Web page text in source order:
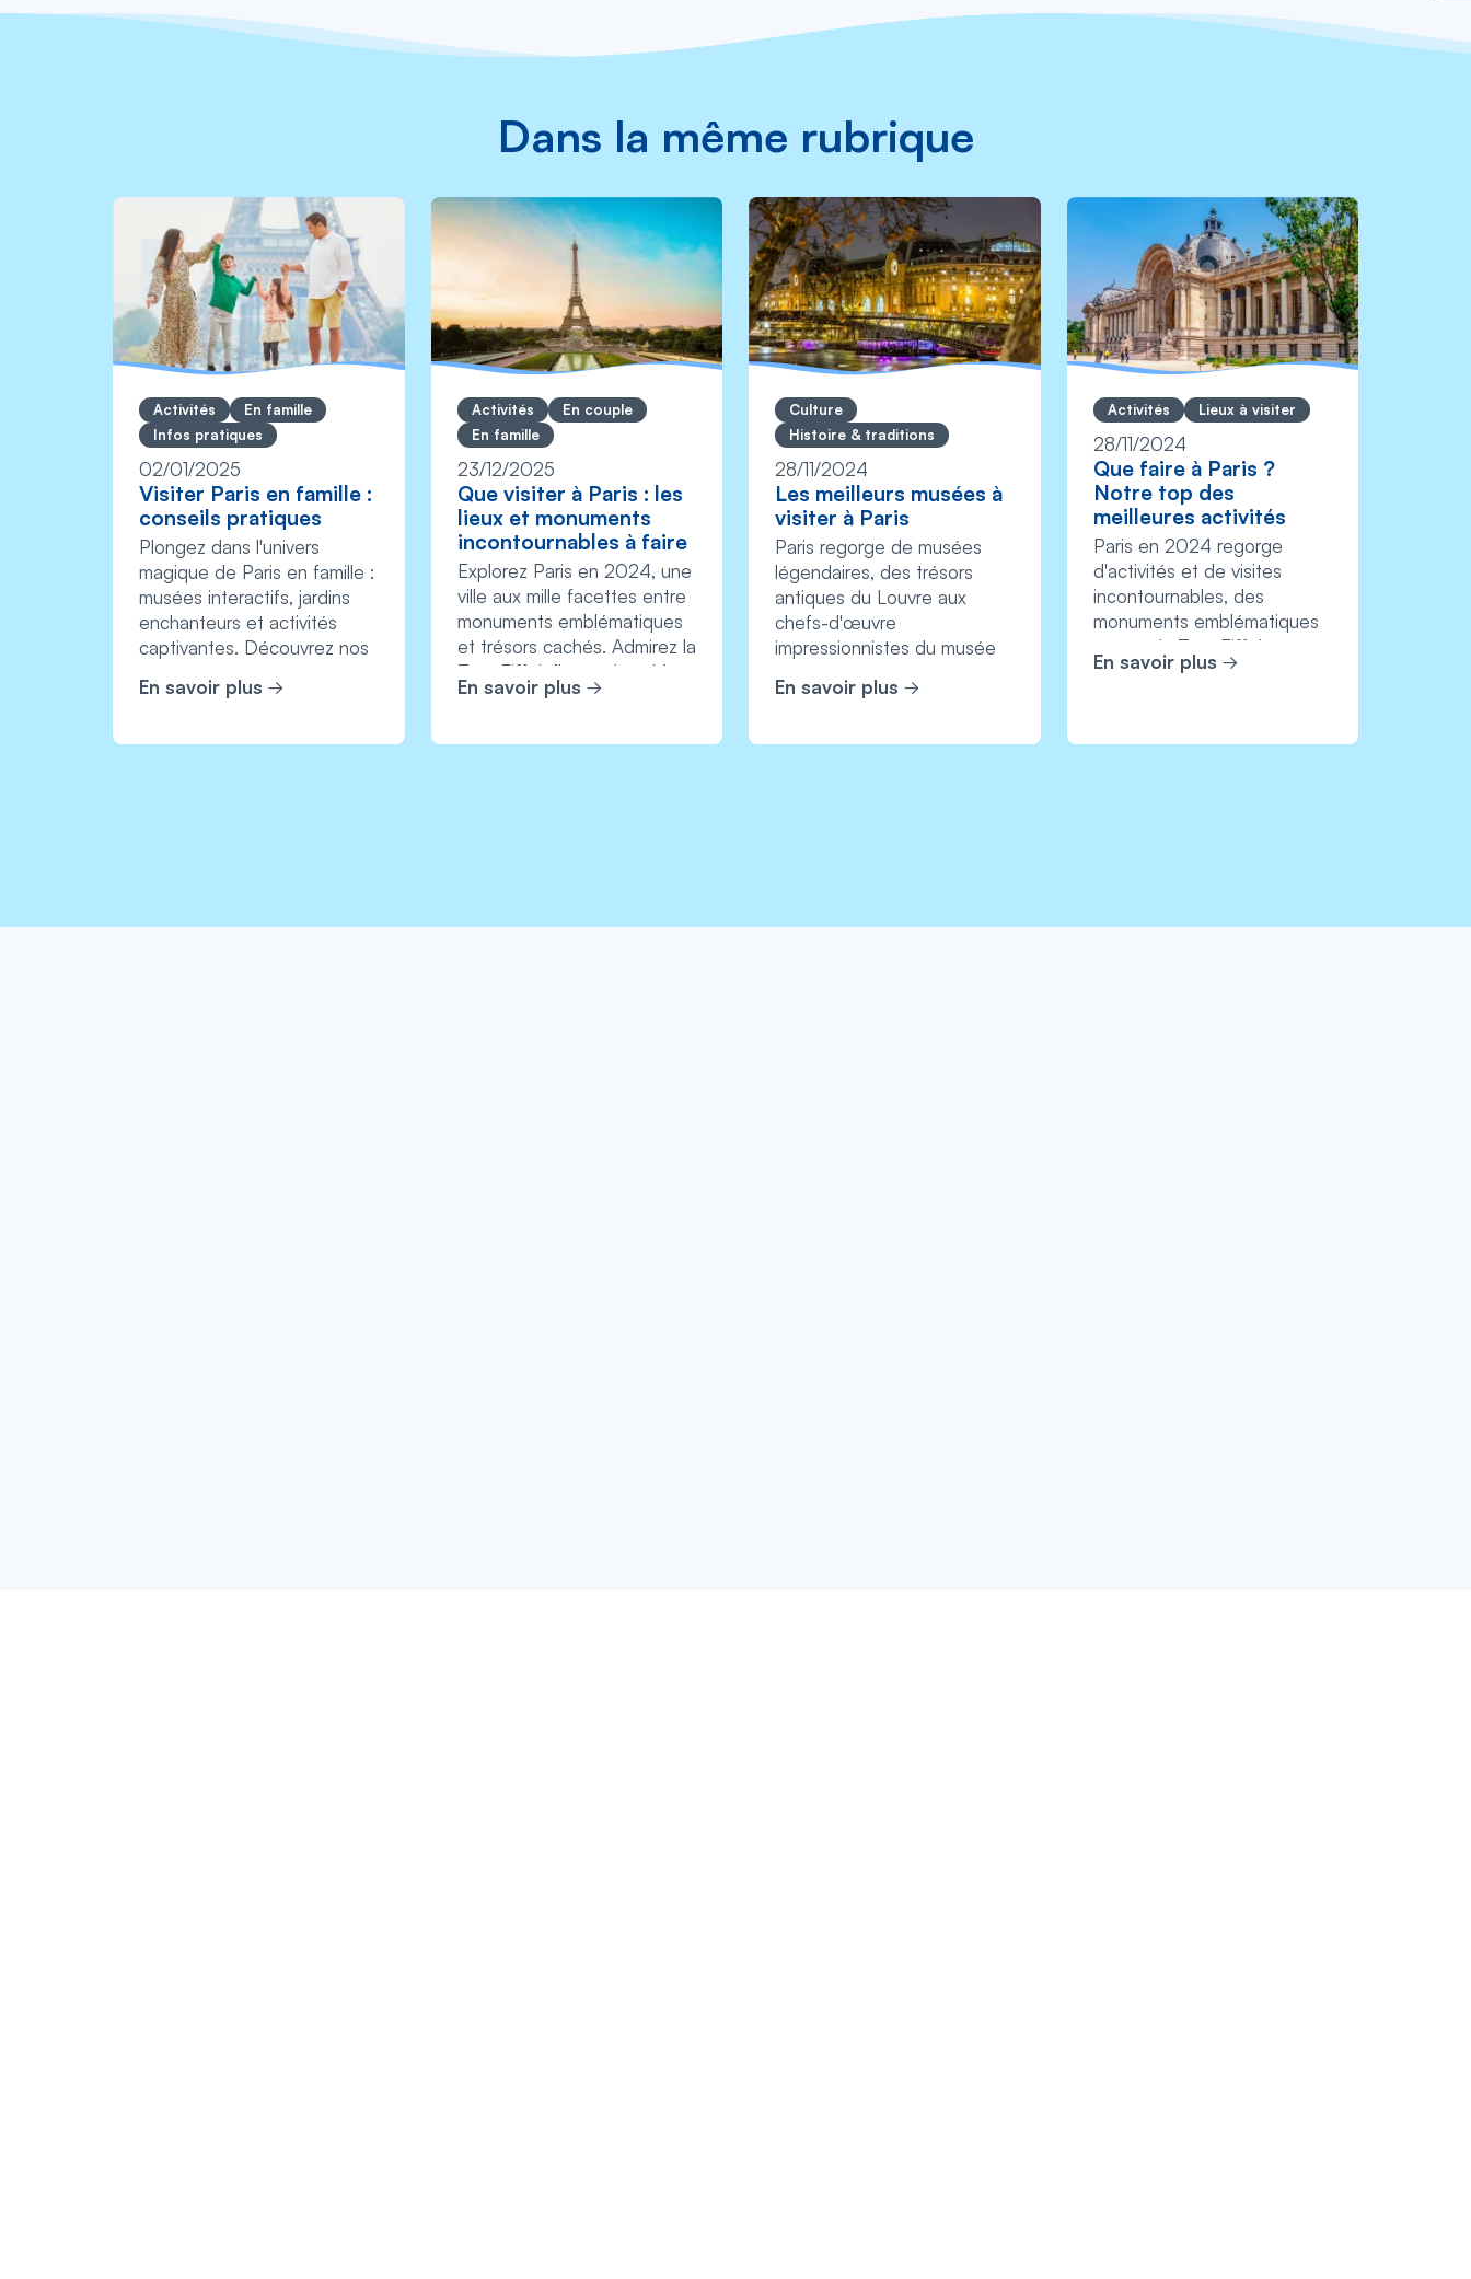
Dans la même rubrique
Activités
En famille
Infos pratiques
02/01/2025
Visiter Paris en famille :
conseils pratiques
Plongez dans l'univers
magique de Paris en famille :
musées interactifs, jardins
enchanteurs et activités
captivantes. Découvrez nos
En savoir plus
Activités
En couple
En famille
23/12/2025
Que visiter à Paris : les
lieux et monuments
incontournables à faire
Explorez Paris en 2024, une
ville aux mille facettes entre
monuments emblématiques
et trésors cachés. Admirez la
Tour Eiffel, flânez dans Mo...
En savoir plus
Culture
Histoire & traditions
28/11/2024
Les meilleurs musées à
visiter à Paris
Paris regorge de musées
légendaires, des trésors
antiques du Louvre aux
chefs-d'œuvre
impressionnistes du musée
...
En savoir plus
Activités Lieux à visiter
28/11/2024
Que faire à Paris ?
Notre top des
meilleures activités
Paris en 2024 regorge
d'activités et de visites
incontournables, des
monuments emblématiques
comme la Tour Eiffel et
Notre-Dame de Paris, au...
En savoir plus